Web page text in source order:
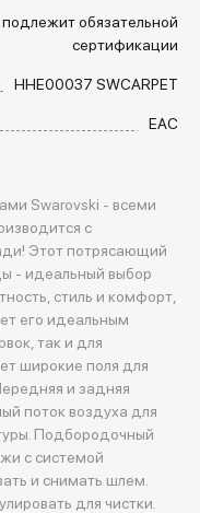
обязательной
сертификации
HHE00037 SWCARPET
EAC
Swarovski - всеми
с
Этот потрясающий
- идеальный выбор
стиль и комфорт,
его идеальным
так и для
широкие поля для
и задняя
поток воздуха для
Подбородочный
с системой
и снимать шлем.
для чистки.